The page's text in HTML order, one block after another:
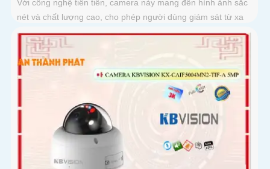
Với công nghệ tiên tiến, camera này mang đến hình ảnh sắc
nét và chất lượng cao, cho phép người dùng giám sát từ xa
một cách dễ dàng